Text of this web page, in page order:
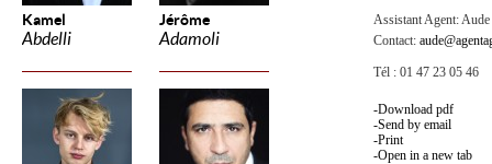
Kamel
Abdelli
Jérôme
Adamoli
Assistant Agent:Aude
Contact:
Tél : 01 47 23 05 46
Download pdf
Send by email
Print
Open in a new tab